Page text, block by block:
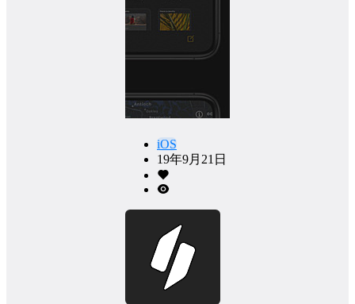
iOS
19年9月21日